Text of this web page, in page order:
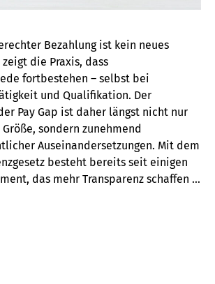
Bezahlung ist kein neues
die Praxis, dass
fortbestehen – selbst bei
und Qualifikation. Der
Pay Gap ist daher längst nicht nur
sondern zunehmend
Auseinandersetzungen. Mit dem
besteht bereits seit einigen
das mehr Transparenz schaffen …